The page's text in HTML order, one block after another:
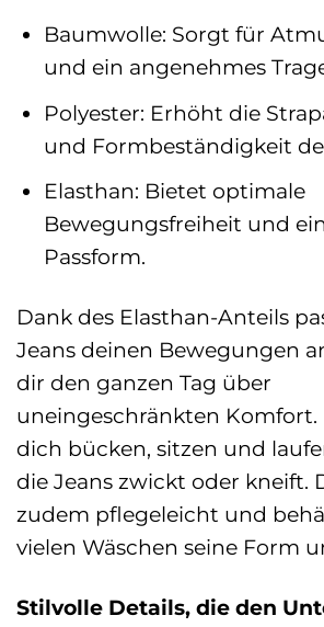
Baumwolle: Sorgt für
und ein angenehmes
Polyester: Erhöht die
und Formbeständigkeit
Elasthan: Bietet optimale
Bewegungsfreiheit und
Passform.
Dank des Elasthan-Anteils
Jeans deinen Bewegungen
dir den ganzen Tag über
uneingeschränkten Komfort.
dich bücken, sitzen und
die Jeans zwickt oder kneift.
zudem pflegeleicht und
vielen Wäschen seine Form
Stilvolle Details, die den